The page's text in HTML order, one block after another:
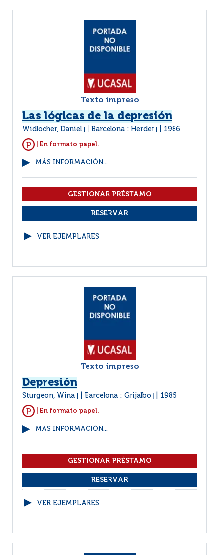
Texto impreso
Las lógicas de la depresión
Widlocher, Daniel Barcelona : Herder 1986
| En formato papel.
MÁS INFORMACIÓN...
VER EJEMPLARES
Texto impreso
Depresión
Sturgeon, Wina Barcelona : Grijalbo 1985
| En formato papel.
MÁS INFORMACIÓN...
VER EJEMPLARES